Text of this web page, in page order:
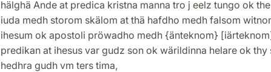
hälghä Ande at predica kristna manna tro j eelz tungo ok
iuda medh storom skälom at thä hafdho medh falsom
ihesum ok apostoli pröwadho medh {änteknom}
predikan at ihesus var gudz son ok wärildinna helare ok thy
hedhra gudh vm ters tima,